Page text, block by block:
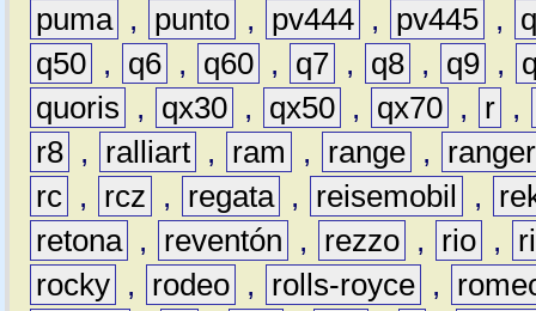
puma , punto , pv444 , pv445 ,
q50 , q6 , q60 , q7 , q8 , q9 ,
quoris
, qx30 , qx50 , qx70 , r ,
r8 , ralliart , ram , range ,
ranger
rc , rcz , regata , reisemobil ,
retona , reventón , rezzo , rio ,
rocky , rodeo , rolls-royce ,